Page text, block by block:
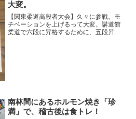
大変。
【関東柔道高段者大会】久々に参戦。モ
チベーションを上げるって大変。講道館
柔道で六段に昇格するために、五段昇段
南林間にあるホルモン焼き「珍
満」で、稽古後は食トレ！